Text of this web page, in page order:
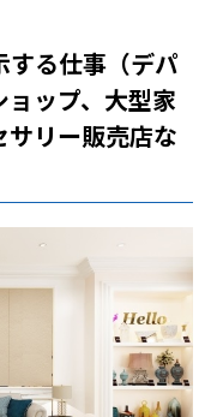
する仕事（デパ
ップ、大型家
サリー販売店な